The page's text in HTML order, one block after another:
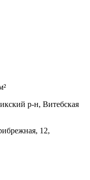
р-н, Витебская
12,